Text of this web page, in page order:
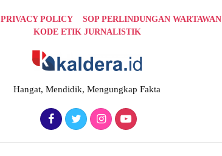
PRIVACY POLICY
SOP PERLINDUNGAN WARTAWAN
KODE ETIK JURNALISTIK
Hangat, Mendidik, Mengungkap Fakta